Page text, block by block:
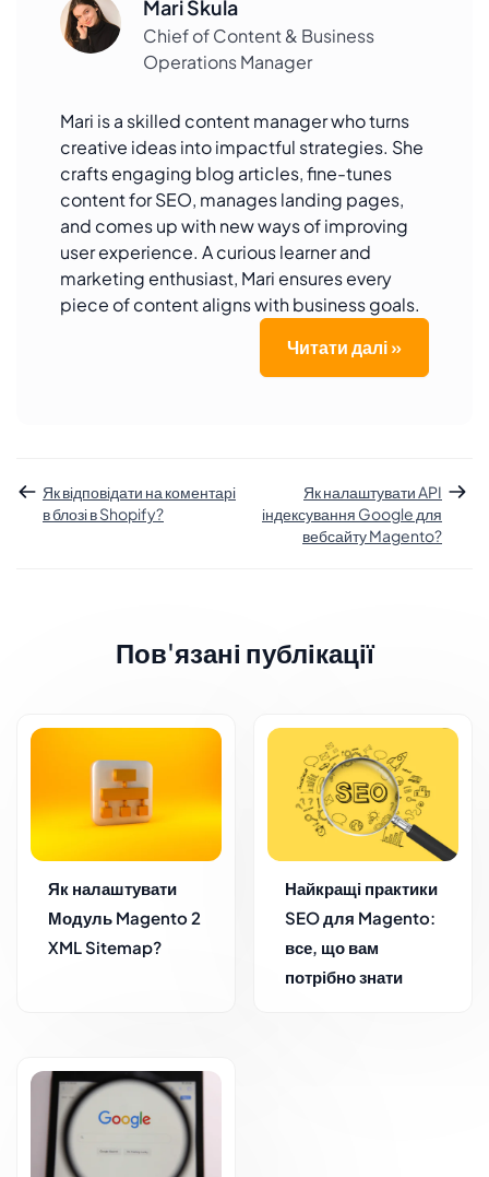
Mari Skula
Chief of Content & Business
Operations Manager
Mari is a skilled content manager who turns
creative ideas into impactful strategies. She
crafts engaging blog articles, fine-tunes
content for SEO, manages landing pages,
and comes up with new ways of improving
user experience. A curious learner and
marketing enthusiast, Mari ensures every
piece of content aligns with business goals.
Читати далі »
Як відповідати на коментарі
в блозі в Shopify?
Як налаштувати API
індексування Google для
вебсайту Magento?
Пов'язані публікації
Як налаштувати
Модуль Magento 2
XML Sitemap?
Найкращі практики
SEO для Magento:
все, що вам
потрібно знати